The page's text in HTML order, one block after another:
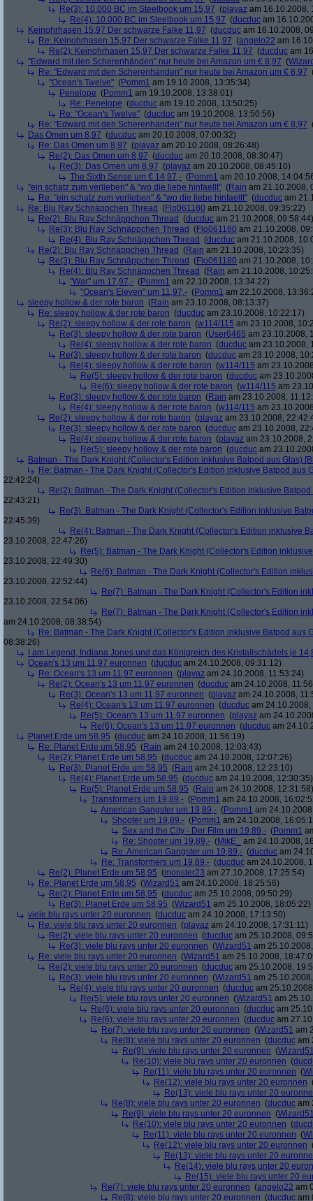
Re(3): 10.000 BC im Steelbook um 15,97 (playaz am 16.10.2008,
Re(4): 10.000 BC im Steelbook um 15,97 (ducduc am
Keinohrhasen 15,97 Der schwarze Falke 11,97 (ducduc am 16.10.2008,
Re: Keinohrhasen 15,97 Der schwarze Falke 11,97 (angelo22 am
Re(2): Keinohrhasen 15,97 Der schwarze Falke 11,97 (ducduc am
"Edward mit den Scherenhänden" nur heute bei Amazon um € 8,97 (
Re: "Edward mit den Scherenhänden" nur heute bei Amazon um € 8,97
"Ocean's Twelve" (Pomm1 am 19.10.2008, 13:35:34)
Penelope (Pomm1 am 19.10.2008, 13:38:01)
Re: Penelope (ducduc am 19.10.2008, 13:50:25)
Re: "Ocean's Twelve" (ducduc am 19.10.2008, 13:50:56)
Re: "Edward mit den Scherenhänden" nur heute bei Amazon um € 8,97
Das Omen um 8,97 (ducduc am 20.10.2008, 07:00:32)
Re: Das Omen um 8,97 (playaz am 20.10.2008, 08:26:48)
Re(2): Das Omen um 8,97 (ducduc am 20.10.2008, 08:30:47)
Re(3): Das Omen um 8,97 (playaz am 20.10.2008, 08:45:10)
The Sixth Sense um € 14,97,- (Pomm1 am 20.10.2008,
"ein schatz zum verlieben" & "wo die liebe hinfaellt" (Rain am 21.10.2008,
Re: "ein schatz zum verlieben" & "wo die liebe hinfaellt" (ducduc am
Re: Blu Ray Schnäppchen Thread (Flo061180 am 21.10.2008, 09:35:22)
Re(2): Blu Ray Schnäppchen Thread (ducduc am 21.10.2008, 09:58:44)
Re(3): Blu Ray Schnäppchen Thread (Flo061180 am 21.10.2008,
Re(4): Blu Ray Schnäppchen Thread (ducduc am 21.10.2008,
Re(2): Blu Ray Schnäppchen Thread (Rain am 21.10.2008, 10:23:35)
Re(3): Blu Ray Schnäppchen Thread (Flo061180 am 21.10.2008,
Re(4): Blu Ray Schnäppchen Thread (Rain am 21.10.2008,
"War" um 17,97,- (Pomm1 am 22.10.2008, 13:34:22)
"Ocean's Eleven" um 11,97,- (Pomm1 am 22.10.2008,
sleepy hollow & der rote baron (Rain am 23.10.2008, 08:13:37)
Re: sleepy hollow & der rote baron (ducduc am 23.10.2008, 10:22:17)
Re(2): sleepy hollow & der rote baron (w114/115 am 23.10.2008,
Re(3): sleepy hollow & der rote baron (User6465 am 23.10.2008,
Re(4): sleepy hollow & der rote baron (ducduc am 23.10.2008,
Re(3): sleepy hollow & der rote baron (ducduc am 23.10.2008,
Re(4): sleepy hollow & der rote baron (w114/115 am
Re(5): sleepy hollow & der rote baron (ducduc am
Re(6): sleepy hollow & der rote baron (w114/115 am
Re(3): sleepy hollow & der rote baron (Rain am 23.10.2008,
Re(4): sleepy hollow & der rote baron (w114/115 am
Re(2): sleepy hollow & der rote baron (playaz am 23.10.2008,
Re(3): sleepy hollow & der rote baron (ducduc am 23.10.2008,
Re(4): sleepy hollow & der rote baron (playaz am 23.10.2008,
Re(5): sleepy hollow & der rote baron (ducduc am
Batman - The Dark Knight (Collector's Edition inklusive Batpod aus Glas)
Re: Batman - The Dark Knight (Collector's Edition inklusive Batpod aus
22:42:24)
Re(2): Batman - The Dark Knight (Collector's Edition inklusive
22:43:21)
Re(3): Batman - The Dark Knight (Collector's Edition inklusive
22:45:39)
Re(4): Batman - The Dark Knight (Collector's Edition inklusive
23.10.2008, 22:47:26)
Re(5): Batman - The Dark Knight (Collector's Edition
23.10.2008, 22:49:30)
Re(6): Batman - The Dark Knight (Collector's Edition
23.10.2008, 22:52:44)
Re(7): Batman - The Dark Knight (Collector's Edition
23.10.2008, 22:54:06)
Re(7): Batman - The Dark Knight (Collector's Edition
am 24.10.2008, 08:38:54)
Re: Batman - The Dark Knight (Collector's Edition inklusive Batpod aus
08:38:26)
I am Legend, Indiana Jones und das Königreich des Kristallschädels je
Ocean's 13 um 11,97 euronnen (ducduc am 24.10.2008, 09:31:12)
Re: Ocean's 13 um 11,97 euronnen (playaz am 24.10.2008, 11:53:24)
Re(2): Ocean's 13 um 11,97 euronnen (ducduc am 24.10.2008,
Re(3): Ocean's 13 um 11,97 euronnen (playaz am 24.10.2008,
Re(4): Ocean's 13 um 11,97 euronnen (ducduc am
Re(5): Ocean's 13 um 11,97 euronnen (playaz am
Re(6): Ocean's 13 um 11,97 euronnen (ducduc am
Planet Erde um 58,95 (ducduc am 24.10.2008, 11:56:19)
Re: Planet Erde um 58,95 (Rain am 24.10.2008, 12:03:43)
Re(2): Planet Erde um 58,95 (ducduc am 24.10.2008, 12:07:26)
Re(3): Planet Erde um 58,95 (Rain am 24.10.2008, 12:23:10)
Re(4): Planet Erde um 58,95 (ducduc am 24.10.2008, 12:30:35)
Re(5): Planet Erde um 58,95 (Rain am 24.10.2008, 12:31:58)
Transformers um 19,89,- (Pomm1 am 24.10.2008,
American Gangster um 19,89,- (Pomm1 am
Shooter um 19,89,- (Pomm1 am 24.10.2008,
Sex and the City - Der Film um 19,89,- (Pomm1
Re: Shooter um 19,89,- (MikE_
am 24.10.2008,
Re: American Gangster um 19,89,- (ducduc am
Re: Transformers um 19,89,- (ducduc am 24.10.2008,
Re(2): Planet Erde um 58,95 (monster23 am 27.10.2008, 17:25:54)
Re: Planet Erde um 58,95 (Wizard51 am 24.10.2008, 18:25:56)
Re(2): Planet Erde um 58,95 (ducduc am 25.10.2008, 09:50:29)
Re(3): Planet Erde um 58,95 (Wizard51 am 25.10.2008, 18:05:22)
viele blu rays unter 20 euronnen (ducduc am 24.10.2008, 17:13:50)
Re: viele blu rays unter 20 euronnen (playaz am 24.10.2008, 17:31:11)
Re(2): viele blu rays unter 20 euronnen (ducduc am 25.10.2008,
Re(3): viele blu rays unter 20 euronnen (Wizard51 am
Re: viele blu rays unter 20 euronnen (Wizard51 am 25.10.2008,
Re(2): viele blu rays unter 20 euronnen (ducduc am 25.10.2008,
Re(3): viele blu rays unter 20 euronnen (Wizard51 am
Re(4): viele blu rays unter 20 euronnen (ducduc am
Re(5): viele blu rays unter 20 euronnen (Wizard51 am
Re(6): viele blu rays unter 20 euronnen (ducduc am
Re(6): viele blu rays unter 20 euronnen (ducduc am
Re(7): viele blu rays unter 20 euronnen (Wizard51 am
Re(8): viele blu rays unter 20 euronnen (ducduc am
Re(9): viele blu rays unter 20 euronnen (
Re(10): viele blu rays unter 20 euronnen (
Re(11): viele blu rays unter 20 euronnen (
Re(12): viele blu rays unter 20 euronnen
Re(13): viele blu rays unter 20
Re(8): viele blu rays unter 20 euronnen (ducduc am
Re(9): viele blu rays unter 20 euronnen (
Re(10): viele blu rays unter 20 euronnen (
Re(11): viele blu rays unter 20 euronnen (
Re(12): viele blu rays unter 20 euronnen
Re(13): viele blu rays unter 20
Re(14): viele blu rays unter 20
Re(15): viele blu rays unter 20
Re(7): viele blu rays unter 20 euronnen (angelo22 am
Re(8): viele blu rays unter 20 euronnen (ducduc am